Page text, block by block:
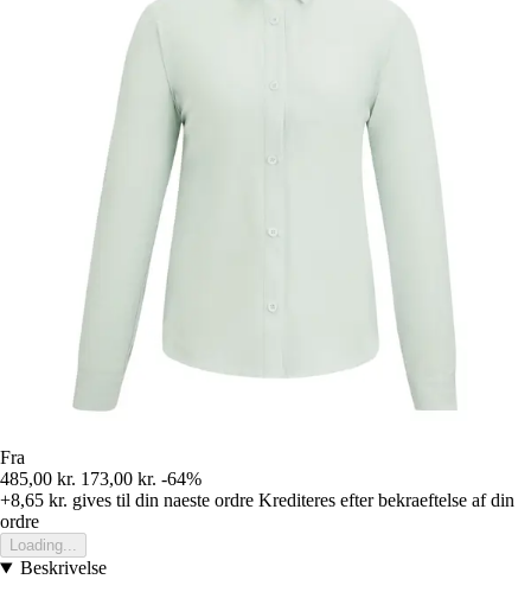
Fra
485,00 kr. 173,00 kr. -64%
+8,65 kr. gives til din naeste ordre Krediteres efter bekraeftelse af din
ordre
Loading...
Beskrivelse